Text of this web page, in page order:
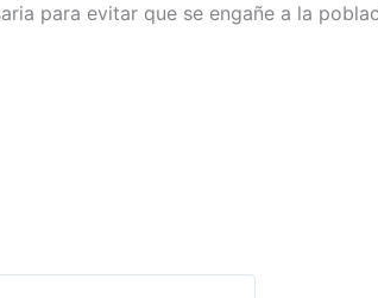
para evitar que se engañe a la